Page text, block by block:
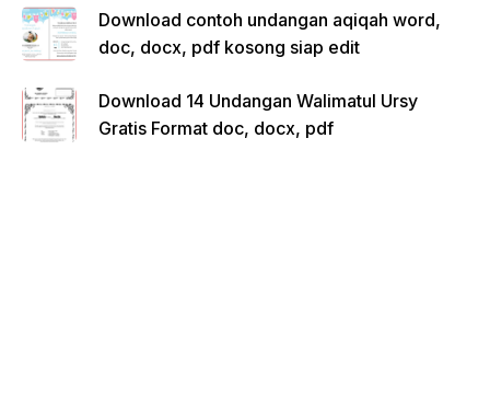
Download contoh undangan aqiqah word,
doc, docx, pdf kosong siap edit
Download 14 Undangan Walimatul Ursy
Gratis Format doc, docx, pdf